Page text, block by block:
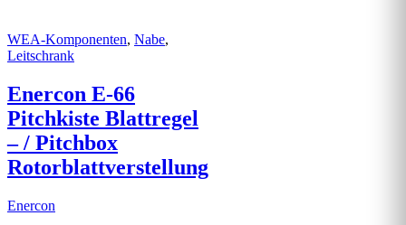
WEA-Komponenten, Nabe,
Leitschrank
Enercon E-66
Pitchkiste Blattregel
– / Pitchbox
Rotorblattverstellung
Enercon